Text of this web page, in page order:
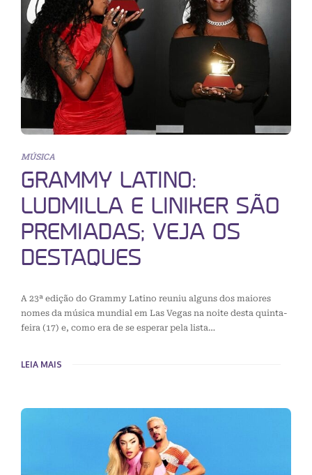
MÚSICA
GRAMMY LATINO:
LUDMILLA E LINIKER SÃO
PREMIADAS; VEJA OS
DESTAQUES
A 23ª edição do Grammy Latino reuniu alguns dos maiores
nomes da música mundial em Las Vegas na noite desta quinta-
feira (17) e, como era de se esperar pela lista…
LEIA MAIS